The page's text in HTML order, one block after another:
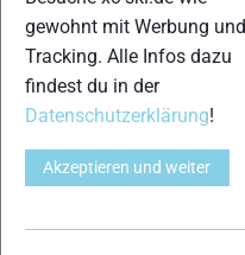
gewohnt mit Werbung und
Tracking. Alle Infos dazu
findest du in der
Datenschutzerklärung!
Akzeptieren und weiter